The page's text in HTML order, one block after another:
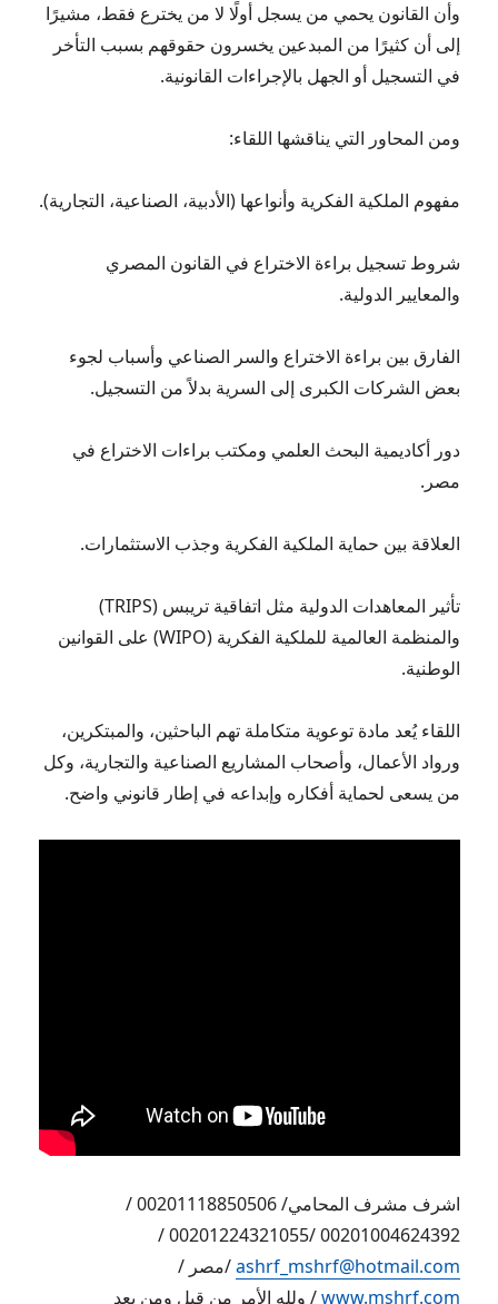
وأن القانون يحمي من يسجل أولًا لا من يخترع فقط، مشيرًا
إلى أن كثيرًا من المبدعين يخسرون حقوقهم بسبب التأخر
في التسجيل أو الجهل بالإجراءات القانونية.
ومن المحاور التي يناقشها اللقاء:
مفهوم الملكية الفكرية وأنواعها (الأدبية، الصناعية، التجارية).
شروط تسجيل براءة الاختراع في القانون المصري
والمعايير الدولية.
الفارق بين براءة الاختراع والسر الصناعي وأسباب لجوء
بعض الشركات الكبرى إلى السرية بدلاً من التسجيل.
دور أكاديمية البحث العلمي ومكتب براءات الاختراع في
مصر.
العلاقة بين حماية الملكية الفكرية وجذب الاستثمارات.
تأثير المعاهدات الدولية مثل اتفاقية تريبس (TRIPS)
والمنظمة العالمية للملكية الفكرية (WIPO) على القوانين
الوطنية.
اللقاء يُعد مادة توعوية متكاملة تهم الباحثين، والمبتكرين،
ورواد الأعمال، وأصحاب المشاريع الصناعية والتجارية، وكل
من يسعى لحماية أفكاره وإبداعه في إطار قانوني واضح.
اشرف مشرف المحامي/ 00201118850506 /
00201004624392 /00201224321055 /
ashrf_mshrf@hotmail.com/مصر /
www.mshrf.com/ ولله الأمر من قبل ومن بعد